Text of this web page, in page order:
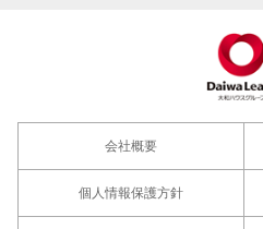
会社概要
個人情報保護方針